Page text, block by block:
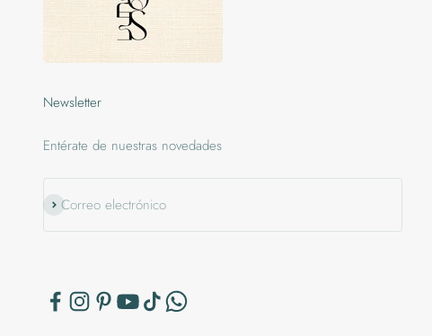
Newsletter
Entérate de nuestras novedades
Correo electrónico
Suscribirse